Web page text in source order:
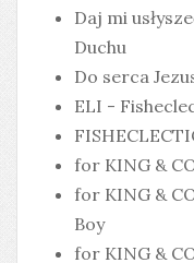
Daj mi
Duchu
Do serca
ELI -
for KING &
for KING &
Boy
for KING &